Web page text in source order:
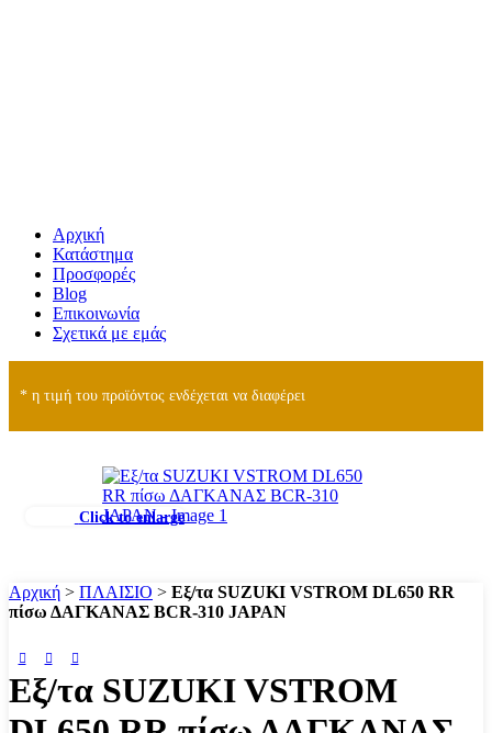
Αρχική
Κατάστημα
Προσφορές
Blog
Επικοινωνία
Σχετικά με εμάς
* η τιμή του προϊόντος ενδέχεται να διαφέρει
Click to enlarge
Αρχική > ΠΛΑΙΣΙΟ > Εξ/τα SUZUKI VSTROM DL650 RR
πίσω ΔΑΓΚΑΝΑΣ BCR-310 JAPAN
Εξ/τα SUZUKI VSTROM